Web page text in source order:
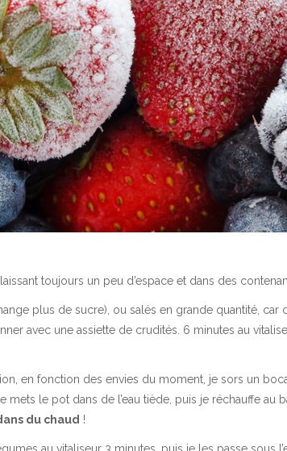
toujours un peu d’espace et dans des
plus de sucre), ou salés en grande quantité,
avec une assiette de crudités. 6 minutes au
en fonction des envies du moment, je sors un
le pot dans de l’eau tiède, puis je réchauffe au
du chaud !